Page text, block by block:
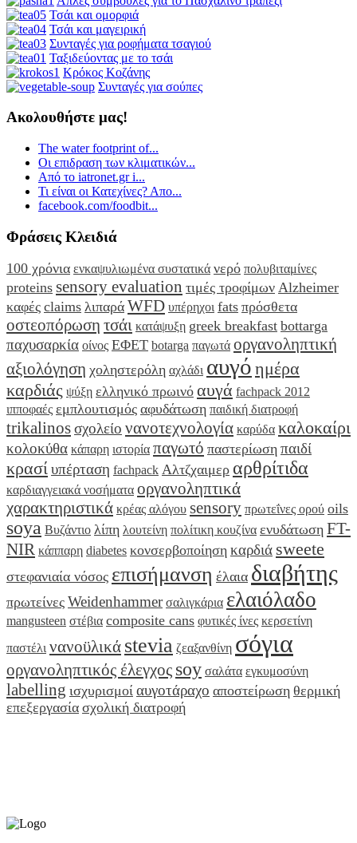
Τσάι και ομορφιά
Τσάι και μαγειρική
Συνταγές για ροφήματα τσαγιού
Ταξιδεύοντας με το τσάι
Κρόκος Κοζάνης
Συνταγές για σούπες
Ακολουθήστε μας!
The water footprint of...
Οι επιδραση των κλιματικών...
Από το iatronet.gr i...
Τι είναι οι Κατεχίνες? Απο...
facebook.com/foodbit...
Φράσεις Κλειδιά
100 χρόνια ενκαψυλιωμένα συστατικά νερό πολυβιταμίνες
proteins sensory evaluation τιμές τροφίμων Alzheimer
καφές claims λιπαρά WFD υπέρηχοι fats πρόσθετα
οστεοπόρωση τσάι κατάψυξη greek breakfast bottarga
παχυσαρκία οίνος ΕΦΕΤ botarga παγωτά οργανοληπτική
αξιολόγηση χοληστερόλη αχλάδι αυγό ημέρα
καρδιάς ψύξη ελληνικό πρωινό αυγά fachpack 2012
ιπποφαές εμπλουτισμός αφυδάτωση παιδική διατροφή
trikalinosσχολείο νανοτεχνολογία καρύδα καλοκαίρι
κολοκύθα κάπαρη ιστορία παγωτό παστερίωση παιδί
κρασίυπέρταση fachpack Αλτζχαιμερ αρθρίτιδα
καρδιαγγειακά νοσήματα οργανοληπτικά
χαρακτηριστικά κρέας αλόγου sensory πρωτεΐνες ορού oils
soya Βυζάντιο λίπη λουτείνη πολίτικη κουζίνα ενυδάτωση FT-
NIR κάππαρη diabetes κονσερβοποίηση καρδιά sweete
στεφανιαία νόσος επισήμανση έλαια διαβήτης
πρωτείνες Weidenhammer σαλιγκάρια ελαιόλαδο
mangusteen στέβια composite cans φυτικές ίνες κερσετίνη
παστέλι νανοϋλικά stevia ζεαξανθίνη σόγια
οργανοληπτικός έλεγχος soy σαλάτα εγκυμοσύνη
labelling ισχυρισμοί αυγοτάραχο αποστείρωση θερμική
επεξεργασία σχολική διατροφή